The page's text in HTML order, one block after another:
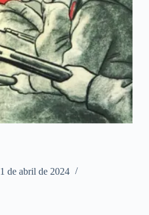
1 de abril de 2024